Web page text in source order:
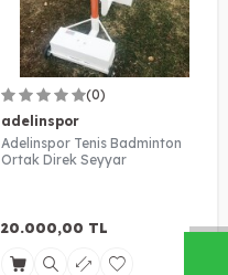
(0)
adelinspor
Adelinspor Tenis Badminton
Ortak Direk Seyyar
20.000,00 TL